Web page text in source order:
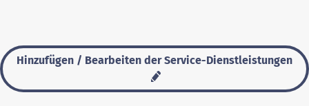
Hinzufügen / Bearbeiten der Service-Dienstleistungen